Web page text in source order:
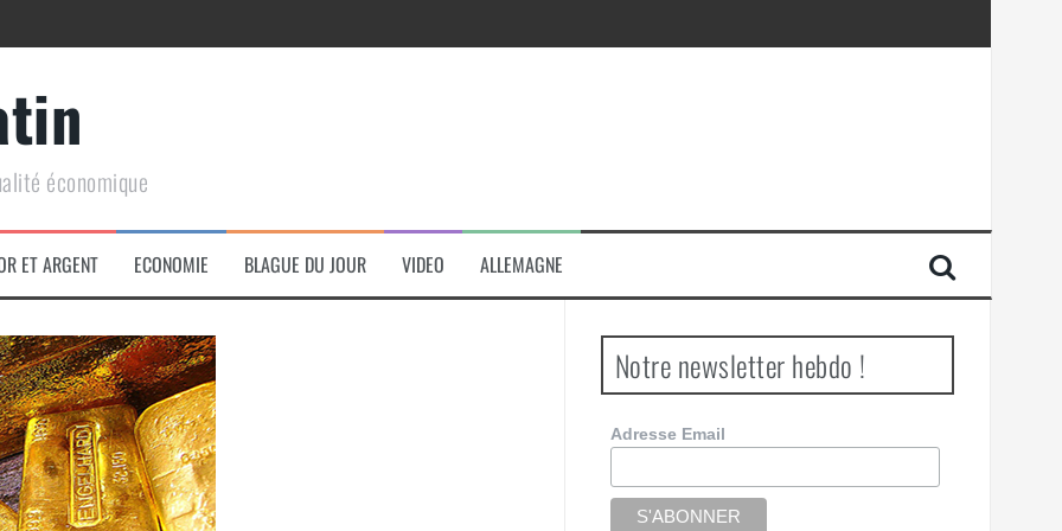
de conquête géopolitique massive
économique
ET ARGENT ECONOMIE BLAGUE DU JOUR VIDEO ALLEMAGNE
Notre newsletter hebdo !
Adresse Email